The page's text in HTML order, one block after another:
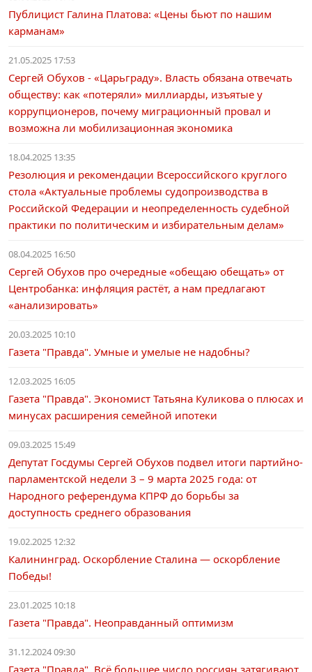
Публицист Галина Платова: «Цены бьют по нашим
карманам»
21.05.2025 17:53
Сергей Обухов - «Царьграду». Власть обязана отвечать
обществу: как «потеряли» миллиарды, изъятые у
коррупционеров, почему миграционный провал и
возможна ли мобилизационная экономика
18.04.2025 13:35
Резолюция и рекомендации Всероссийского круглого
стола «Актуальные проблемы судопроизводства в
Российской Федерации и неопределенность судебной
практики по политическим и избирательным делам»
08.04.2025 16:50
Сергей Обухов про очередные «обещаю обещать» от
Центробанка: инфляция растёт, а нам предлагают
«анализировать»
20.03.2025 10:10
Газета "Правда". Умные и умелые не надобны?
12.03.2025 16:05
Газета "Правда". Экономист Татьяна Куликова о плюсах и
минусах расширения семейной ипотеки
09.03.2025 15:49
Депутат Госдумы Сергей Обухов подвел итоги партийно-
парламентской недели 3 – 9 марта 2025 года: от
Народного референдума КПРФ до борьбы за
доступность среднего образования
19.02.2025 12:32
Калининград. Оскорбление Сталина — оскорбление
Победы!
23.01.2025 10:18
Газета "Правда". Неоправданный оптимизм
31.12.2024 09:30
Газета "Правда". Всё большее число россиян затягивают